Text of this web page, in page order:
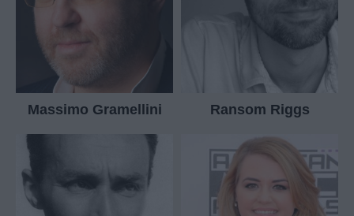
Massimo Gramellini Ransom Riggs